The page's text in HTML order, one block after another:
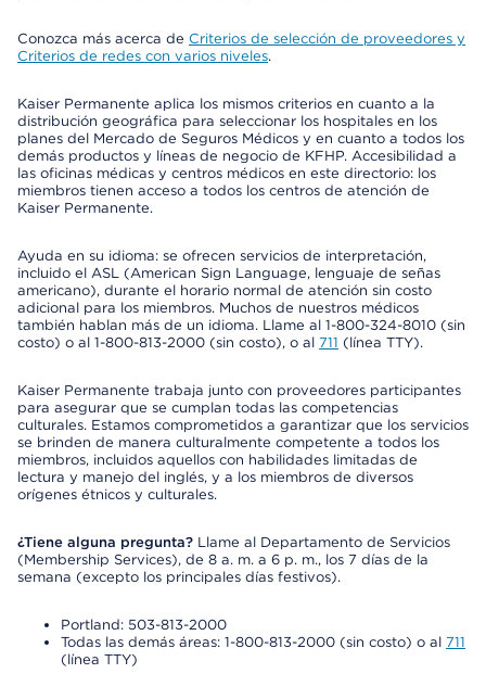
Conozca más acerca de Criterios de selección de proveedores y
Criterios de redes con varios niveles.
Kaiser Permanente aplica los mismos criterios en cuanto a la
distribución geográfica para seleccionar los hospitales en los
planes del Mercado de Seguros Médicos y en cuanto a todos los
demás productos y líneas de negocio de KFHP. Accesibilidad a
las oficinas médicas y centros médicos en este directorio: los
miembros tienen acceso a todos los centros de atención de
Kaiser Permanente.
Ayuda en su idioma: se ofrecen servicios de interpretación,
incluido el ASL (American Sign Language, lenguaje de señas
americano), durante el horario normal de atención sin costo
adicional para los miembros. Muchos de nuestros médicos
también hablan más de un idioma. Llame al 1-800-324-8010 (sin
costo) o al 1-800-813-2000 (sin costo), o al 711 (línea TTY).
Kaiser Permanente trabaja junto con proveedores participantes
para asegurar que se cumplan todas las competencias
culturales. Estamos comprometidos a garantizar que los servicios
se brinden de manera culturalmente competente a todos los
miembros, incluidos aquellos con habilidades limitadas de
lectura y manejo del inglés, y a los miembros de diversos
orígenes étnicos y culturales.
¿Tiene alguna pregunta? Llame al Departamento de Servicios
(Membership Services), de 8 a. m. a 6 p. m., los 7 días de la
semana (excepto los principales días festivos).
Portland: 503-813-2000
Todas las demás áreas: 1-800-813-2000 (sin costo) o al 711
(línea TTY)